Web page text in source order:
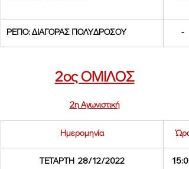
ΡΕΠΟ: ΔΙΑΓΟΡΑΣ ΠΟΛΥΔΡΟΣΟΥ -
2ος ΟΜΙΛΟΣ
2η Αγωνιστική
Ημερομηνία Ώρα
ΤΕΤΑΡΤΗ  28/12/2022 15:00